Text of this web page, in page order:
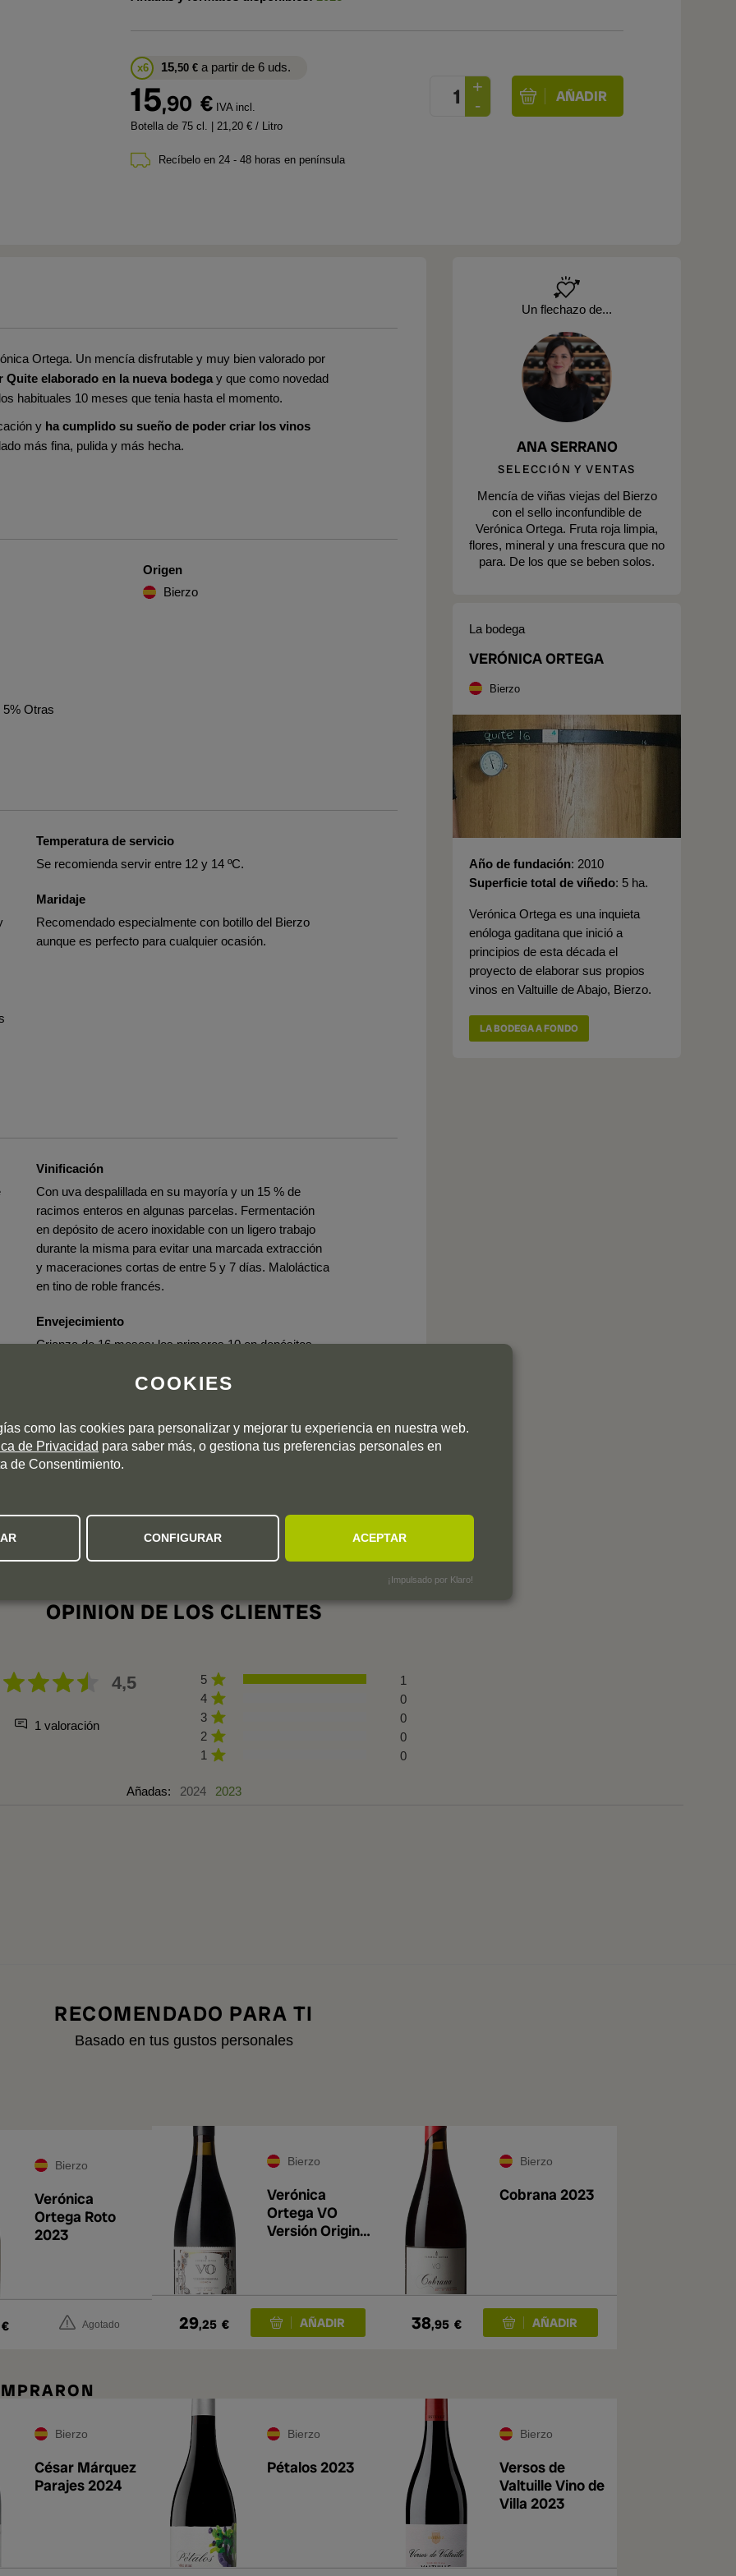
x6 15,50 € a partir de 6 uds.
15,90 € IVA incl.
Botella de 75 cl.
| 21,20 € / Litro
Recíbelo en 24 - 48 horas en península
Ortega. Un mencía disfrutable y muy bien valorado por
Quite elaborado en la nueva bodega y que como novedad
habituales 10 meses que tenia hasta el momento.
y ha cumplido su sueño de poder criar los vinos
más fina, pulida y más hecha.
Otras
Origen
Bierzo
Temperatura de servicio
Se recomienda servir entre 12 y 14 ºC.
Maridaje
Recomendado especialmente con botillo del Bierzo
aunque es perfecto para cualquier ocasión.
Vinificación
Con uva despalillada en su mayoría y un 15 % de
racimos enteros en algunas parcelas. Fermentación
en depósito de acero inoxidable con un ligero trabajo
durante la misma para evitar una marcada extracción
y maceraciones cortas de entre 5 y 7 días. Maloláctica
en tino de roble francés.
Envejecimiento
Crianza de 16 meses: los primeros 10 en depósitos
y 2.500 litros y los restantes 6 en barricas de 500
Un flechazo de...
ANA SERRANO
SELECCIÓN Y VENTAS
Mencía de viñas viejas del Bierzo
con el sello inconfundible de
Verónica Ortega. Fruta roja limpia,
flores, mineral y una frescura que no
para. De los que se beben solos.
La bodega
VERÓNICA ORTEGA
Bierzo
Año de fundación 2010
Superficie total de viñedo 5 ha.
Verónica Ortega es una inquieta
enóloga gaditana que inició a
principios de esta década el
proyecto de elaborar sus propios
vinos en Valtuille de Abajo, Bierzo.
LA BODEGA A FONDO
OPINION DE LOS CLIENTES
4,5
1 valoración
5
1
4
0
3
0
2
0
1
0
Añadas: 2024 2023
RECOMENDADO PARA TI
Basado en tus gustos personales
Bierzo
Verónica
Ortega Roto
2023
€ Agotado
Bierzo
Verónica
Ortega VO
Versión Original
29,25 €
Bierzo
Cobrana 2023
38,95 €
Bierzo
César Márquez
Parajes 2024
Bierzo
Pétalos 2023
Bierzo
Versos de
Valtuille Vino de
Villa 2023
COOKIES
como las cookies para personalizar y mejorar tu experiencia en nuestra web.
de Privacidad para saber más, o gestiona tus preferencias personales en
de Consentimiento.
CONFIGURAR ACEPTAR
¡Impulsado por Klaro!